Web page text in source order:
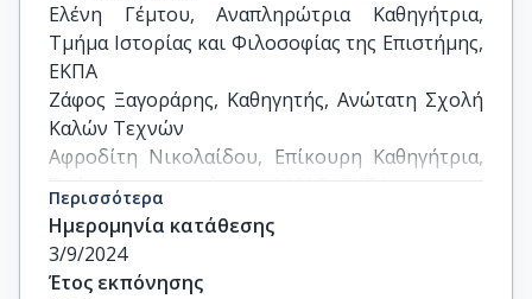
Ελένη Γέμτου, Αναπληρώτρια Καθηγήτρια,
Τμήμα Ιστορίας και Φιλοσοφίας της Επιστήμης,
ΕΚΠΑ
Ζάφος Ξαγοράρης, Καθηγητής, Ανώτατη Σχολή
Καλών Τεχνών
Αφροδίτη Νικολαίδου, Επίκουρη Καθηγήτρια,
Τμήμα Επικοινωνίας και Μ.Μ.Ε., ΕΚΠΑ
Άννα Πούπου, Επίκουρη Καθηγήτρια, Τμήμα
Ψηφιακών Τεχνών & Κιν/φου, ΕΚΠΑ
Λίζα Τσαλίκη, Καθηγήτρια, Τμήμα Επικοινωνίας
Περισσότερα
Ημερομηνία κατάθεσης
3/9/2024
Έτος εκπόνησης